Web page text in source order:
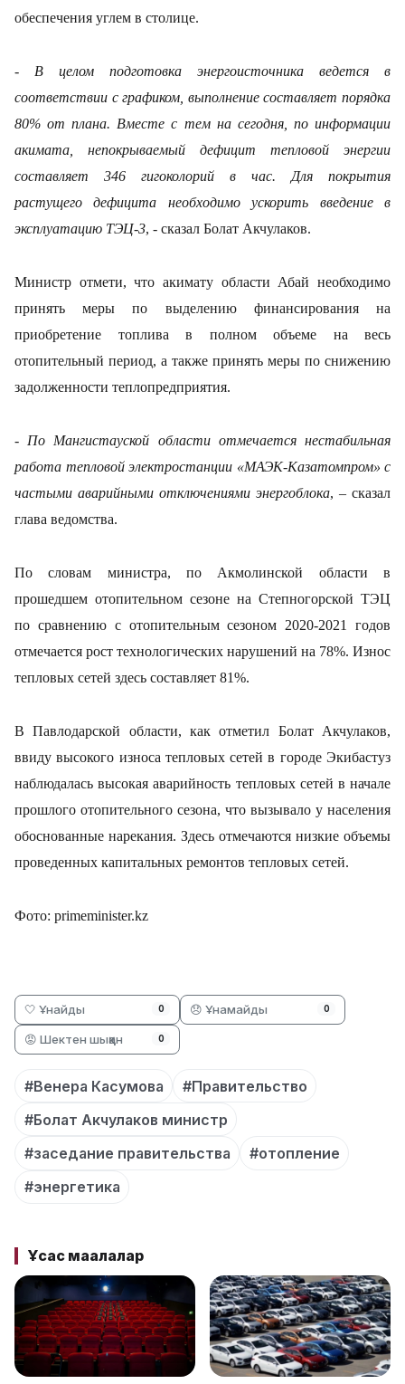
обеспечения углем в столице.
- В целом подготовка энергоисточника ведется в
соответствии с графиком, выполнение составляет порядка
80% от плана. Вместе с тем на сегодня, по информации
акимата, непокрываемый дефицит тепловой энергии
составляет 346 гигоколорий в час. Для покрытия
растущего дефицита необходимо ускорить введение в
эксплуатацию ТЭЦ-3, - сказал Болат Акчулаков.
Министр отмети, что акимату области Абай необходимо
принять меры по выделению финансирования на
приобретение топлива в полном объеме на весь
отопительный период, а также принять меры по снижению
задолженности теплопредприятия.
- По Мангистауской области отмечается нестабильная
работа тепловой электростанции «МАЭК-Казатомпром» с
частыми аварийными отключениями энергоблока, – сказал
глава ведомства.
По словам министра, по Акмолинской области в
прошедшем отопительном сезоне на Степногорской ТЭЦ
по сравнению с отопительным сезоном 2020-2021 годов
отмечается рост технологических нарушений на 78%. Износ
тепловых сетей здесь составляет 81%.
В Павлодарской области, как отметил Болат Акчулаков,
ввиду высокого износа тепловых сетей в городе Экибастуз
наблюдалась высокая аварийность тепловых сетей в начале
прошлого отопительного сезона, что вызывало у населения
обоснованные нарекания. Здесь отмечаются низкие объемы
проведенных капитальных ремонтов тепловых сетей.
Фото: primeminister.kz
🤍 Ұнайды 0 😞 Ұнамайды 0
😡 Шектен шыққан 0
#Венера Касумова
#Правительство
#Болат Акчулаков министр
#заседание правительства
#отопление
#энергетика
Ұқсас мақалалар